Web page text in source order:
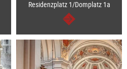
Residenzplatz 1/Domplatz 1a
dalej